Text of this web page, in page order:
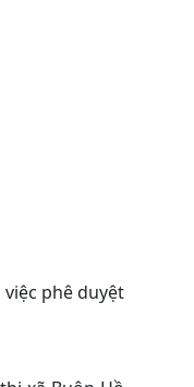
phê duyệt